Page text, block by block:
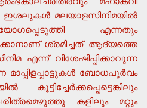
ഇശലുകള്‍ മലയാളസിനിമയില്‍
എന്നതും
ശ്രമിച്ചത്. ആദ്യത്തെ
എന്ന് വിശേഷിപ്പിക്കാവുന്ന
ബോധപൂര്‍വം
കളിലും മറ്റും